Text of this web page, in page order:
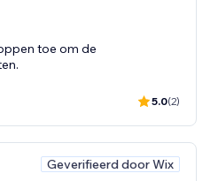
toe om de
5.0(2)
Geverifieerd door Wix